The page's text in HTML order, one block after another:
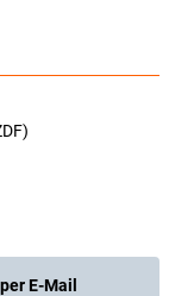
E-Mail